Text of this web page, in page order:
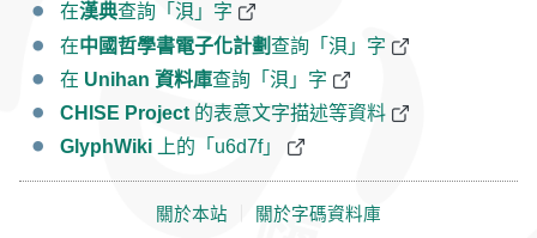
在漢典查詢「浿」字
在中國哲學書電子化計劃查詢「浿」字
在 Unihan 資料庫查詢「浿」字
CHISE Project 的表意文字描述等資料
GlyphWiki 上的「u6d7f」
關於本站 關於字碼資料庫